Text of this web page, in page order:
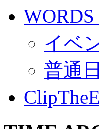
イベ
普通